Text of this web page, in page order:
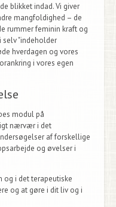
blikket indad. Vi giver
mangfoldighed – de
rummer feminin kraft og
selv "indeholder
hverdagen og vores
i vores egen
modul på
nærvær i det
af forskellige
og øvelser i
i det terapeutiske
og at gøre i dit liv og i